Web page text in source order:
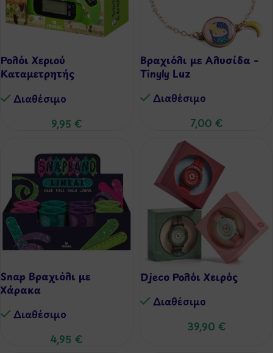
Ρολόι Χεριού
Καταμετρητής
Απόσταση)
Διαθέσιμo
9,95 €
Βραχιόλι με Αλυσίδα –
Tinyly Luz
Διαθέσιμo
7,00 €
Snap Βραχιόλι με
Χάρακα
Διαθέσιμo
4,95 €
Djeco Ρολόι Χειρός
Διαθέσιμo
39,90 €